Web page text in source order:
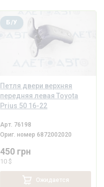
Петля двери верхняя
передняя левая Toyota
Prius 50 16-22
Б/У
Арт. 76198
Ориг. номер 6872002020
450 грн
10 $
Ожидается